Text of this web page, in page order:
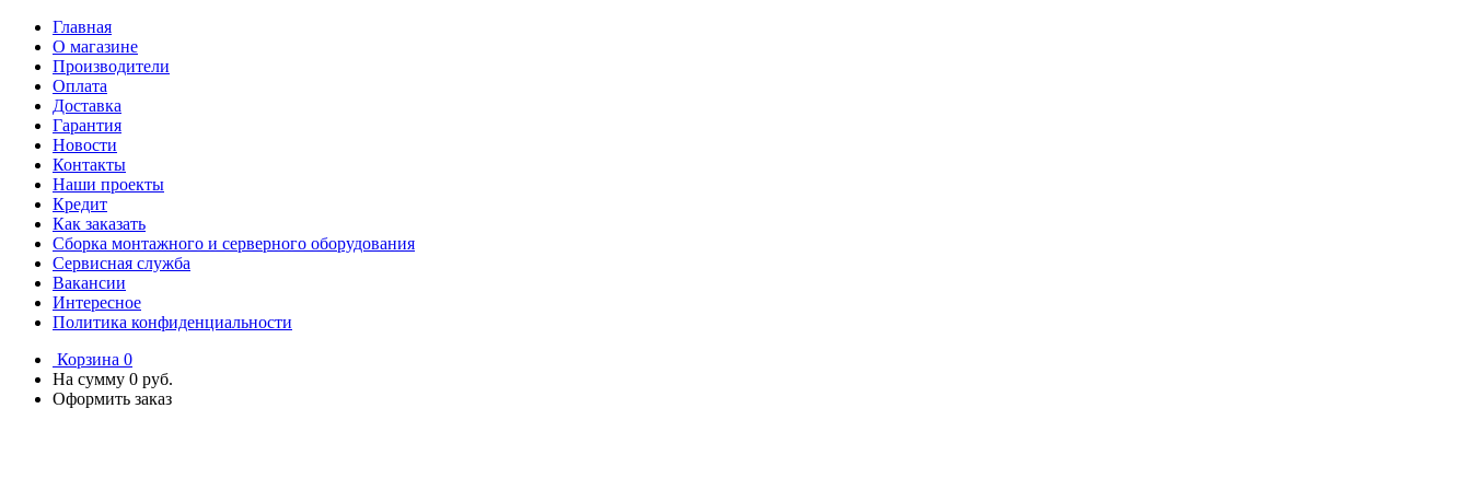
Главная
О магазине
Производители
Оплата
Доставка
Гарантия
Новости
Контакты
Наши проекты
Кредит
Как заказать
Сборка монтажного и серверного оборудования
Сервисная служба
Вакансии
Интересное
Политика конфиденциальности
Корзина 0
На сумму 0 руб.
Оформить заказ